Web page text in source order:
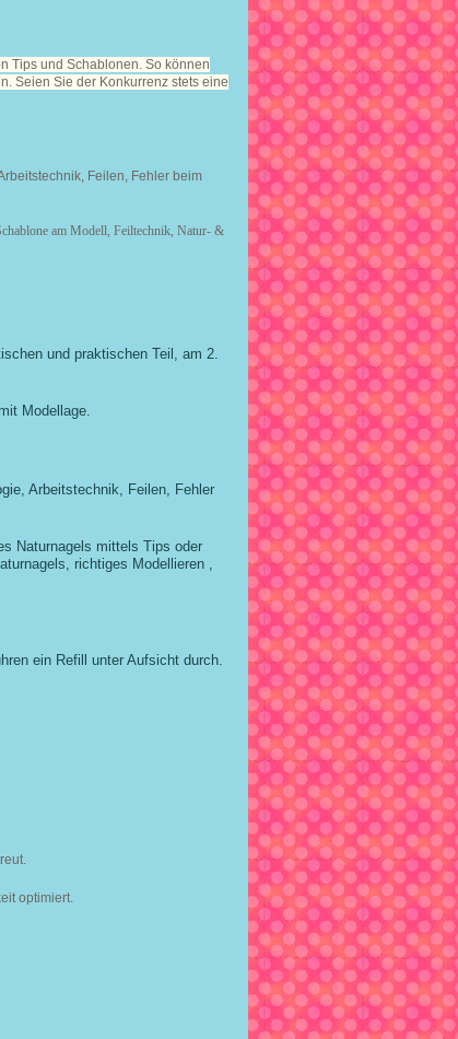
Tips und Schablonen. So können
Seien Sie der Konkurrenz stets eine
Feilen, Fehler beim
am Modell, Feiltechnik, Natur- &
und praktischen Teil, am 2.
Modellage.
Arbeitstechnik, Feilen, Fehler
Naturnagels mittels Tips oder
richtiges Modellieren ,
ein Refill unter Aufsicht durch.
optimiert.